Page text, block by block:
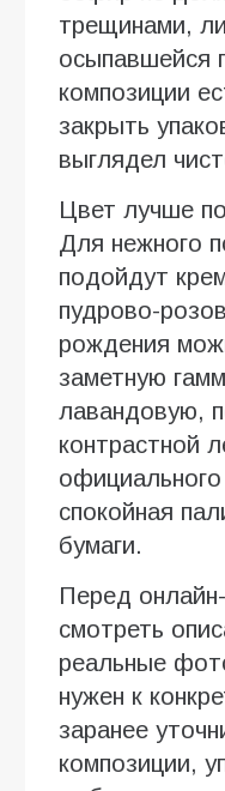
трещинами,
осыпавшейся
композиции
закрыть
выглядел
Цвет лучше
Для нежного
подойдут
пудрово-
рождения
заметную
лавандовую,
контрастной
спокойная
бумаги.
Перед
смотреть
реальные
нужен к
заранее
композиции,